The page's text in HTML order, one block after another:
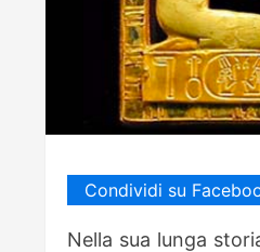
Condividi su
Nella sua lunga